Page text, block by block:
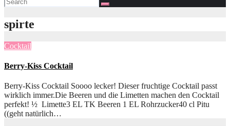
spirte
Cocktail
Berry-Kiss Cocktail
Berry-Kiss Cocktail Soooo lecker! Dieser fruchtige Cocktail passt
wirklich immer.Die Beeren und die Limetten machen den Cocktail
perfekt! ½ Limette3 EL TK Beeren 1 EL Rohrzucker40 cl Pitu
((geht natürlich…